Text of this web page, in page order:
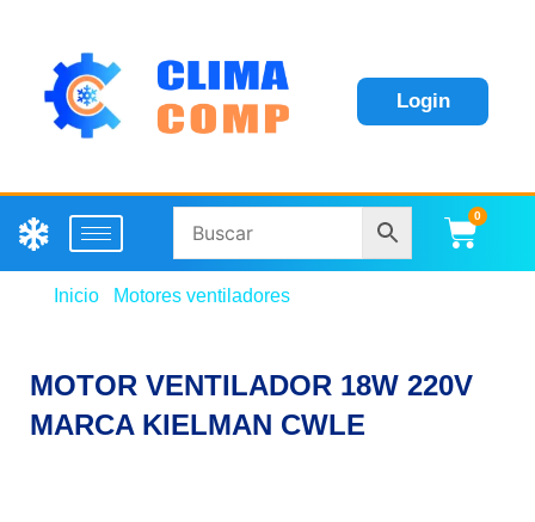
Login
0
Inicio Motores ventiladores
MOTOR VENTILADOR 18W 220V
MARCA KIELMAN CWLE